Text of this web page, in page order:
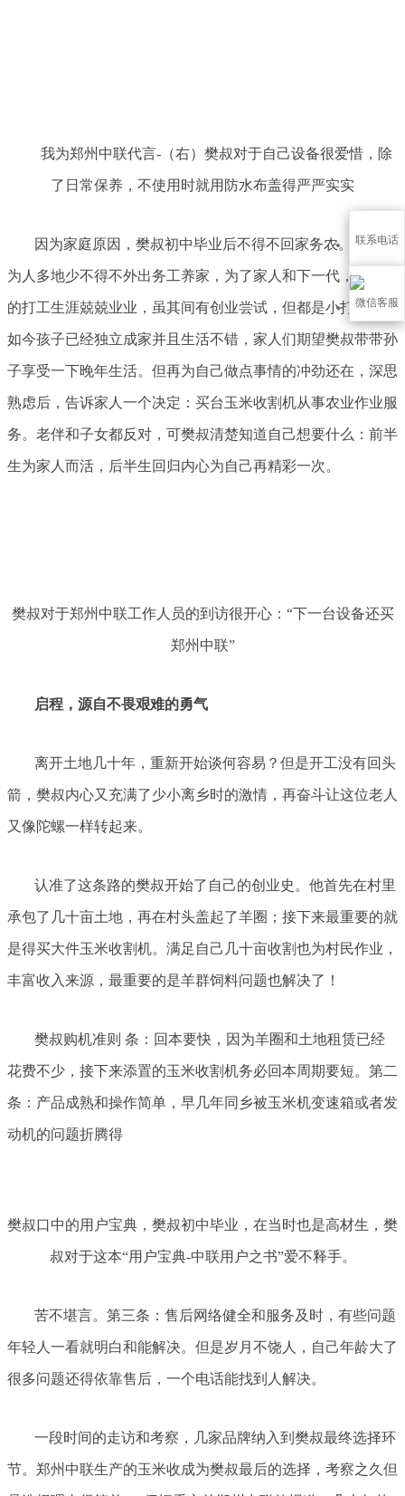
我为郑州中联代言-（右）樊叔对于自己设备很爱惜，除
了日常保养，不使用时就用防水布盖得严严实实
因为家庭原因，樊叔初中毕业后不得不回家务农。后又因
为人多地少不得不外出务工养家，为了家人和下一代，几十年
的打工生涯兢兢业业，虽其间有创业尝试，但都是小打小闹。
如今孩子已经独立成家并且生活不错，家人们期望樊叔带带孙
子享受一下晚年生活。但再为自己做点事情的冲劲还在，深思
熟虑后，告诉家人一个决定：买台玉米收割机从事农业作业服
务。老伴和子女都反对，可樊叔清楚知道自己想要什么：前半
生为家人而活，后半生回归内心为自己再精彩一次。
樊叔对于郑州中联工作人员的到访很开心：“下一台设备还买
郑州中联”
启程，源自不畏艰难的勇气
离开土地几十年，重新开始谈何容易？但是开工没有回头
箭，樊叔内心又充满了少小离乡时的激情，再奋斗让这位老人
又像陀螺一样转起来。
认准了这条路的樊叔开始了自己的创业史。他首先在村里
承包了几十亩土地，再在村头盖起了羊圈；接下来最重要的就
是得买大件玉米收割机。满足自己几十亩收割也为村民作业，
丰富收入来源，最重要的是羊群饲料问题也解决了！
樊叔购机准则 条：回本要快，因为羊圈和土地租赁已经
花费不少，接下来添置的玉米收割机务必回本周期要短。第二
条：产品成熟和操作简单，早几年同乡被玉米机变速箱或者发
动机的问题折腾得
樊叔口中的用户宝典，樊叔初中毕业，在当时也是高材生，樊
叔对于这本“用户宝典-中联用户之书”爱不释手。
苦不堪言。第三条：售后网络健全和服务及时，有些问题
年轻人一看就明白和能解决。但是岁月不饶人，自己年龄大了
很多问题还得依靠售后，一个电话能找到人解决。
一段时间的走访和考察，几家品牌纳入到樊叔最终选择环
节。郑州中联生产的玉米收成为樊叔最后的选择，考察之久但
联系电话
微信客服